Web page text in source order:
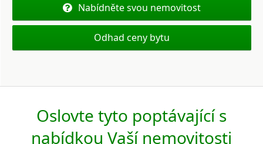
Nabídněte svou nemovitost
Odhad ceny bytu
Oslovte tyto poptávající s
nabídkou Vaší nemovitosti